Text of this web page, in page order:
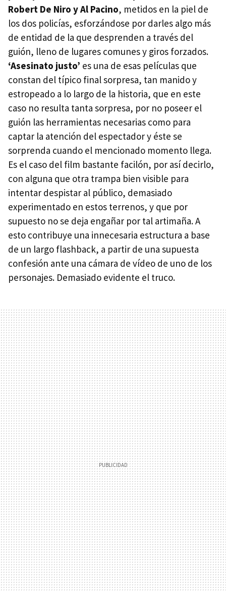
Robert De Niro y Al Pacino, metidos en la piel de
los dos policías, esforzándose por darles algo más
de entidad de la que desprenden a través del
guión, lleno de lugares comunes y giros forzados.
‘Asesinato justo’ es una de esas películas que
constan del típico final sorpresa, tan manido y
estropeado a lo largo de la historia, que en este
caso no resulta tanta sorpresa, por no poseer el
guión las herramientas necesarias como para
captar la atención del espectador y éste se
sorprenda cuando el mencionado momento llega.
Es el caso del film bastante facilón, por así decirlo,
con alguna que otra trampa bien visible para
intentar despistar al público, demasiado
experimentado en estos terrenos, y que por
supuesto no se deja engañar por tal artimaña. A
esto contribuye una innecesaria estructura a base
de un largo flashback, a partir de una supuesta
confesión ante una cámara de vídeo de uno de los
personajes. Demasiado evidente el truco.